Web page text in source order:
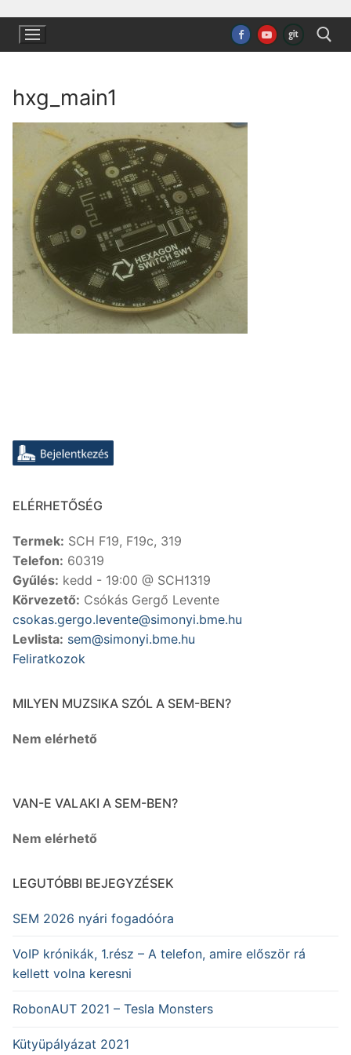
tartalomra
hxg_main1
ELÉRHETŐSÉG
Termek: SCH F19, F19c, 319
Telefon: 60319
Gyűlés: kedd - 19:00 @ SCH1319
Körvezető: Csókás Gergő Levente
csokas.gergo.levente@simonyi.bme.hu
Levlista: sem@simonyi.bme.hu
Feliratkozok
MILYEN MUZSIKA SZÓL A SEM-BEN?
Nem elérhető
VAN-E VALAKI A SEM-BEN?
Nem elérhető
LEGUTÓBBI BEJEGYZÉSEK
SEM 2026 nyári fogadóóra
VoIP krónikák, 1.rész – A telefon, amire először rá
kellett volna keresni
RobonAUT 2021 – Tesla Monsters
Kütyüpályázat 2021